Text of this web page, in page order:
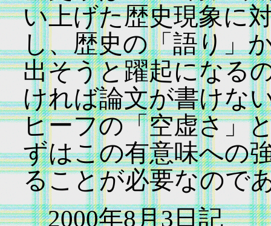
い上げた歴史現象に
し、歴史の「語り」
出そうと躍起になる
ければ論文が書けな
ヒーフの「空虚さ」
ずはこの有意味への
ることが必要なので
2000年8月3日記